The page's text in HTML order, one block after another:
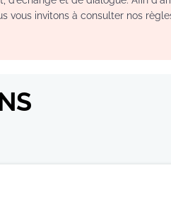
vous invitons à consulter nos